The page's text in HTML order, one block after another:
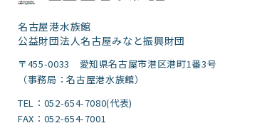
名古屋港水族館
公益財団法人名古屋みなと振興財団
〒455-0033 愛知県名古屋市港区港町1番3号
（事務局：名古屋港水族館）
TEL：052-654-7080(代表)
FAX：052-654-7001